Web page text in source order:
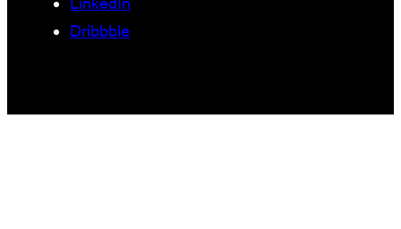
Dribbble